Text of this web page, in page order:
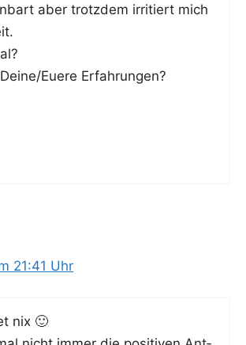
aber trotz­dem irri­tiert mich
Euere Erfahrungen?
21:41 Uhr
nix 🙂